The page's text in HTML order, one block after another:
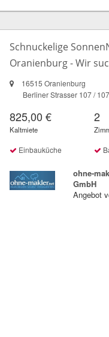
Schnuckelige
Oranienburg - Wir
16515 Oranienburg
Berliner Strasser 107 /
825,00 €
Kaltmiete
2
Einbauküche
ohne-
GmbH
Angebot